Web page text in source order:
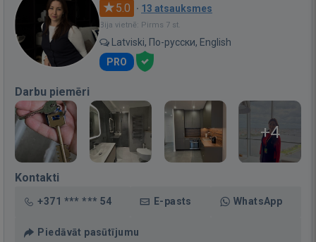
5.0 · 13 atsauksmes
Bija vietnē: Pirms 7 st.
Latviski, По-русски, English
PRO
Darbu piemēri
+4
Kontakti
+371 *** *** 54 E-pasts WhatsApp
Piedāvāt pasūtījumu